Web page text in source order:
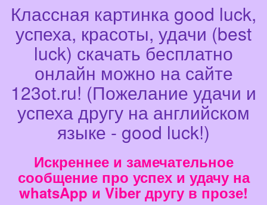
Классная картинка good luck,
успеха, красоты, удачи (best
luck) скачать бесплатно
онлайн можно на сайте
123ot.ru! (Пожелание удачи и
успеха другу на английском
языке - good luck!)
Искреннее и замечательное
сообщение про успех и удачу на
whatsApp и Viber другу в прозе!